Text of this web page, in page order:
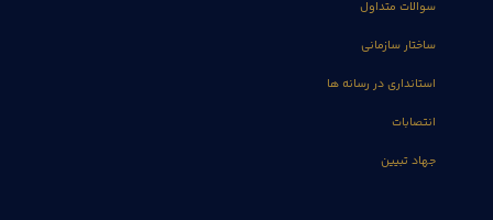
سوالات متداول
ساختار سازمانی
استانداری در رسانه ها
انتصابات
جهاد تبیین